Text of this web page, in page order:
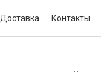
Доставка Контакты